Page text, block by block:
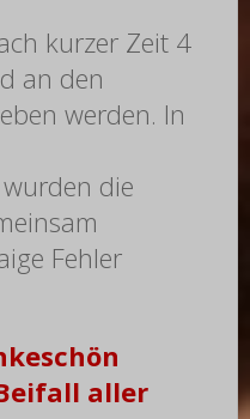
kurzer Zeit 4
an den
werden. In
die
Fehler
aller